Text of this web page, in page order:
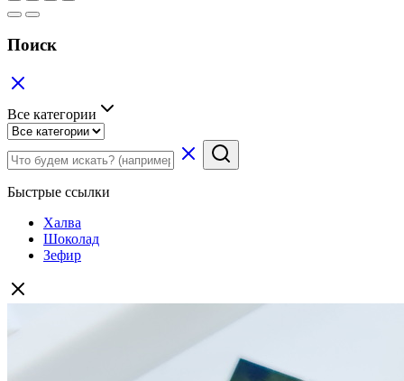
Поиск
Все категории
Быстрые ссылки
Халва
Шоколад
Зефир